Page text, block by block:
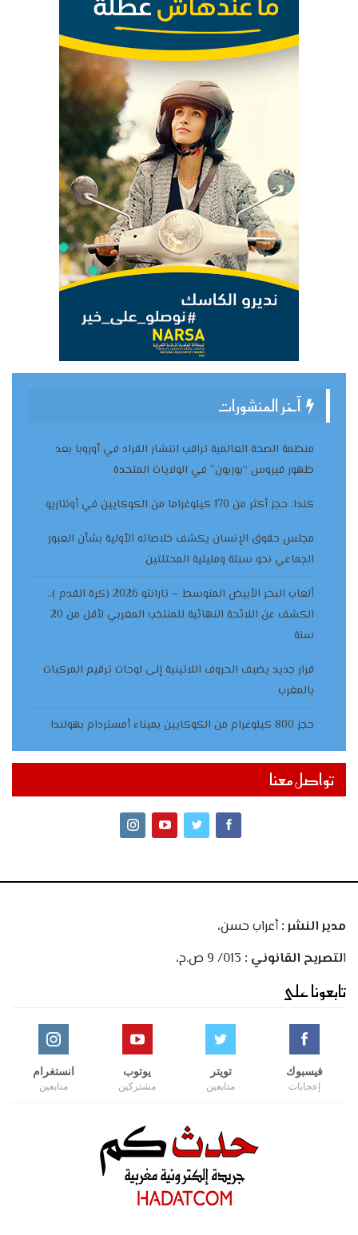
آخر المنشورات
منظمة الصحة العالمية تراقب انتشار القراد في أوروبا بعد
ظهور فيروس “بوربون” في الولايات المتحدة
كندا: حجز أكثر من 170 كيلوغراما من الكوكايين في أونتاريو
مجلس حقوق الإنسان يكشف خلاصاته الأولية بشأن العبور
الجماعي نحو سبتة ومليلية المحتلتين
ألعاب البحر الأبيض المتوسط – تارانتو 2026 (كرة القدم )..
الكشف عن اللائحة النهائية للمنتخب المغربي لأقل من 20
سنة
قرار جديد يضيف الحروف اللاتينية إلى لوحات ترقيم المركبات
بالمغرب
حجز 800 كيلوغرام من الكوكايين بميناء أمستردام بهولندا
تواصل معنا
مدير النشر :أعراب حسن،
التصريح القانوني :
تابعونا على
فيسبوك
إعجابات
تويتر
متابعين
يوتوب
مشتركين
انستغرام
متابعين